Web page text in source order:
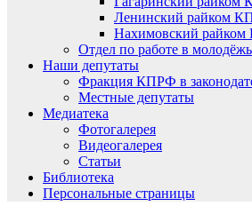
Ленинский райком
Нахимовский
Отдел по работе в
Наши депутаты
Фракция КПРФ в
Местные депутаты
Медиатека
Фотогалерея
Видеогалерея
Статьи
Библиотека
Персональные страницы